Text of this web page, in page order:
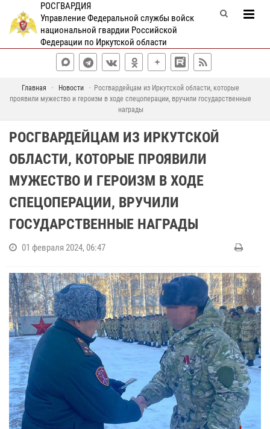
РОСГВАРДИЯ
Управление Федеральной службы войск
национальной гвардии Российской
Федерации по Иркутской области
Главная Новости
Росгвардейцам из Иркутской области, которые
проявили мужество и героизм в ходе спецоперации, вручили государственные
награды
РОСГВАРДЕЙЦАМ ИЗ ИРКУТСКОЙ
ОБЛАСТИ, КОТОРЫЕ ПРОЯВИЛИ
МУЖЕСТВО И ГЕРОИЗМ В ХОДЕ
СПЕЦОПЕРАЦИИ, ВРУЧИЛИ
ГОСУДАРСТВЕННЫЕ НАГРАДЫ
01 февраля 2024, 06:47